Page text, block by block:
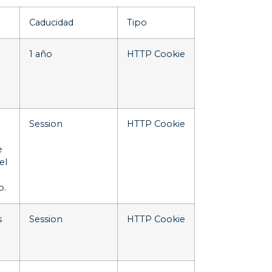
Caducidad Tipo
1 año HTTP Cookie
Session HTTP Cookie
Session HTTP Cookie